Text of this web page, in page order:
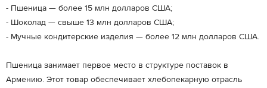
- Пшеница — более 15 млн долларов США;
- Шоколад — свыше 13 млн долларов США;
- Мучные кондитерские изделия — более 12 млн долларов США.
Пшеница занимает первое место в структуре поставок в
Армению. Этот товар обеспечивает хлебопекарную отрасль